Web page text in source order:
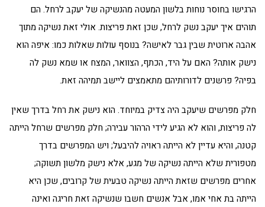
הרגישו בחוסר נוחות בלשון המעטה מהנשיקה של יעקב לרחל. הם
תוהים איך יעקב נשק לרחל, שכן זאת פריצות. אולי זאת נשיקה מתוך
אהבה ארוטית שבין גבר לאישה? בנוסף עולות שאלות כמו: איפה הוא
נישק אותה? האם על היד, הכתף, הצוואר, המצח או שמא נשק לה
בפיה? פרשנים לדורותיהם מתאמצים ליישב תמיהה זאת.
חלק מפרשים שיעקב היה צדיק במיוחד. הוא נישק את רחל בדרך שאין
לה פריצות, והוא לא הגיע לידי הרהור עבירה; חלק מפרשים שרחל הייתה
קטנה, והיא עדיין לא הייתה ראויה להיבעל; ויש המפרשים בדרך
מטפורית שלא הייתה נשיקה של מגע, אלא נישק מלשון תשוקה;
אחרים מפרשים שזאת הייתה נשיקה טבעית של קרובים, שכן היא
הייתה בת אחי אמו, אבל אנשים חשבו שנשיקה זאת חריגה ואינה